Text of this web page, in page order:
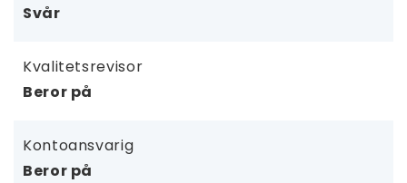
Svår
Kvalitetsrevisor
Beror på
Kontoansvarig
Beror på